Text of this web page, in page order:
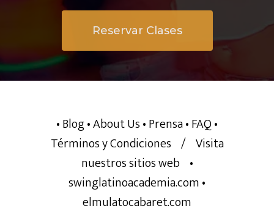
Reservar Clases
• Blog• About Us• Prensa• FAQ•
Términos y Condiciones / Visita
nuestros sitios web •
swinglatinoacademia.com•
elmulatocabaret.com